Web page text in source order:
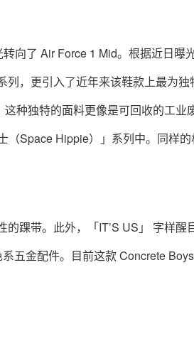
向了 Air Force 1 Mid。根据近日曝
列，更引入了近年来该鞋款上最为独
种独特的面料更像是可回收的工业
（Space Hippie）」‌系列中。同样
踝带。此外，「IT’S US」‌ 字样醒
五金配件。目前这款 Concrete